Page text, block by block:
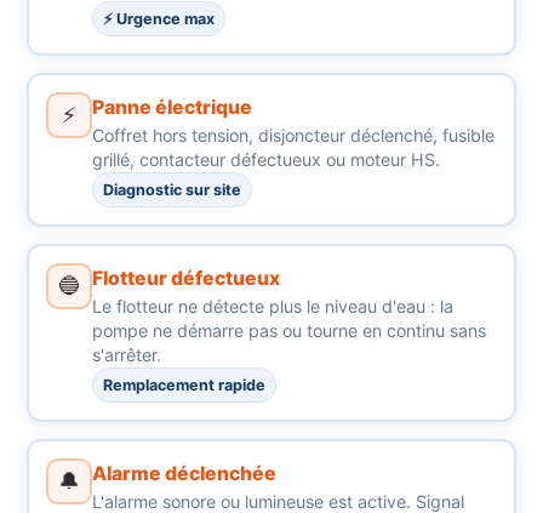
⚡ Urgence max
⚡ Panne électrique
Coffret hors tension, disjoncteur déclenché, fusible
grillé, contacteur défectueux ou moteur HS.
Diagnostic sur site
🔵 Flotteur défectueux
Le flotteur ne détecte plus le niveau d'eau : la
pompe ne démarre pas ou tourne en continu sans
s'arrêter.
Remplacement rapide
🔔 Alarme déclenchée
L'alarme sonore ou lumineuse est active. Signal